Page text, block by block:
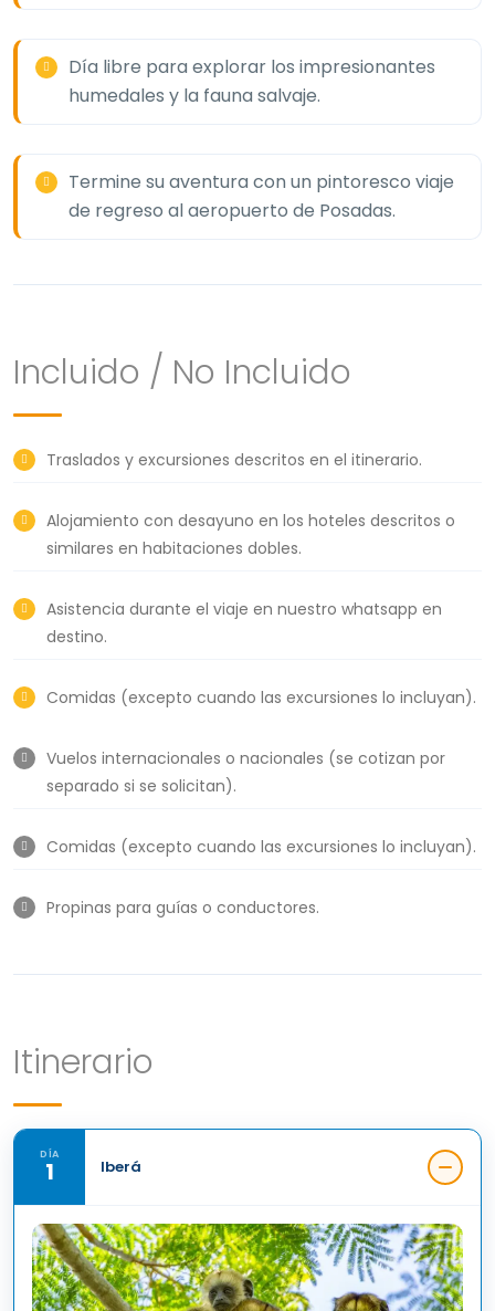
Día libre para explorar los impresionantes
humedales y la fauna salvaje.
Termine su aventura con un pintoresco viaje
de regreso al aeropuerto de Posadas.
Incluido / No Incluido
Traslados y excursiones descritos en el itinerario.
Alojamiento con desayuno en los hoteles descritos o
similares en habitaciones dobles.
Asistencia durante el viaje en nuestro whatsapp en
destino.
Comidas (excepto cuando las excursiones lo incluyan).
Vuelos internacionales o nacionales (se cotizan por
separado si se solicitan).
Comidas (excepto cuando las excursiones lo incluyan).
Propinas para guías o conductores.
Itinerario
DÍA
1 Iberá